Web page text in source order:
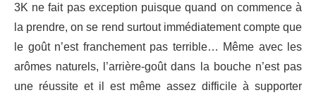
3K ne fait pas exception puisque quand on commence à
la prendre, on se rend surtout immédiatement compte que
le goût n’est franchement pas terrible… Même avec les
arômes naturels, l’arrière-goût dans la bouche n’est pas
une réussite et il est même assez difficile à supporter